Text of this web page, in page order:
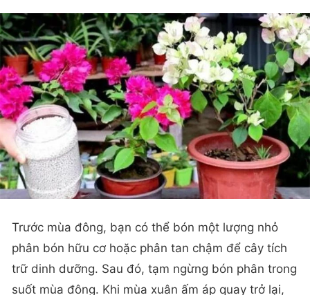
Trước mùa đông, bạn có thể bón một lượng nhỏ
phân bón hữu cơ hoặc phân tan chậm để cây tích
trữ dinh dưỡng. Sau đó, tạm ngừng bón phân trong
suốt mùa đông. Khi mùa xuân ấm áp quay trở lại,